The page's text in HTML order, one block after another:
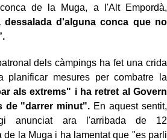
de la Muga, a l'Alt Empordà,
dessalada d'alguna conca que no
dels càmpings ha fet una crida
planificar mesures per combatre la
als extrems" i ha retret al Govern
de "darrer minut". En aquest sentit,
anunciat ara l'arribada de 12
la Muga i ha lamentat que "es parli